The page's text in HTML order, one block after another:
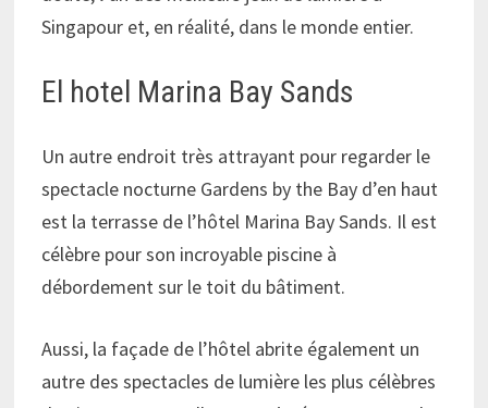
Singapour et, en réalité, dans le monde entier.
El hotel Marina Bay Sands
Un autre endroit très attrayant pour regarder le
spectacle nocturne Gardens by the Bay d’en haut
est la terrasse de l’hôtel Marina Bay Sands. Il est
célèbre pour son incroyable piscine à
débordement sur le toit du bâtiment.
Aussi, la façade de l’hôtel abrite également un
autre des spectacles de lumière les plus célèbres